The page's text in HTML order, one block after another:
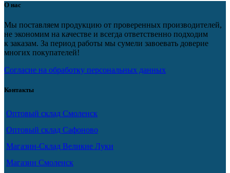
О нас
Мы поставляем продукцию от проверенных производителей,
не экономим на качестве и всегда ответственно подходим
к заказам. За период работы мы сумели завоевать доверие
многих покупателей!
Согласие на обработку персональных данных
Контакты
Оптовый склад Смоленск
Оптовый склад Сафоново
Магазин-Склад Великие Луки
Магазин Смоленск